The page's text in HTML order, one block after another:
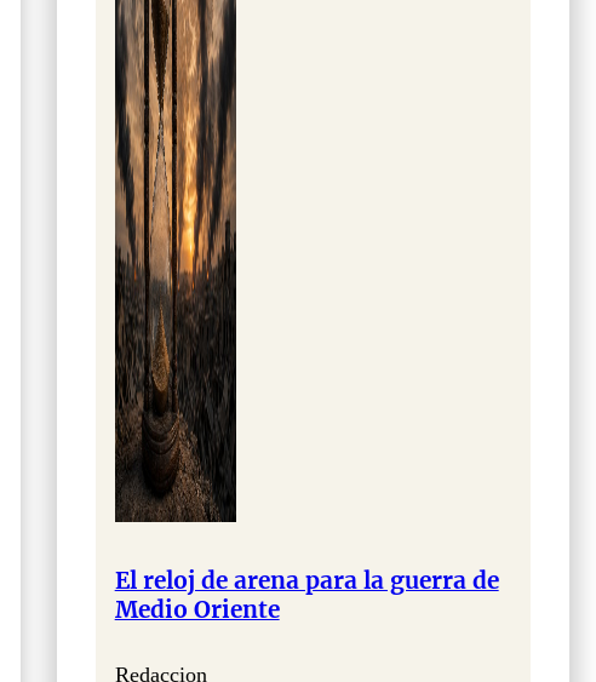
El reloj de arena para la guerra de
Medio Oriente
Redaccion